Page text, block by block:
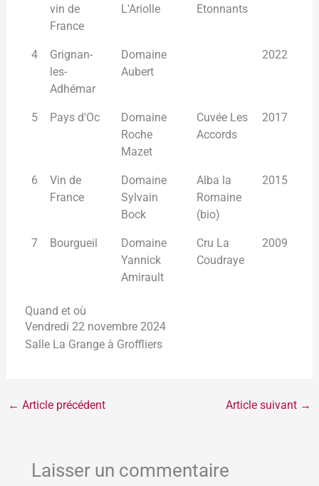
vin de
France
L'Ariolle
Etonnants
4
Grignan-
les-
Adhémar
Domaine
Aubert
2022
5 Pays d'Oc
Domaine
Roche
Mazet
Cuvée Les
Accords
2017
6
Vin de
France
Domaine
Sylvain
Bock
Alba la
Romaine
(bio)
2015
7 Bourgueil
Domaine
Yannick
Amirault
Cru La
Coudraye
2009
Quand et où
Vendredi 22 novembre 2024
Salle La Grange à Groffliers
← Article précédent Article suivant →
Laisser un commentaire